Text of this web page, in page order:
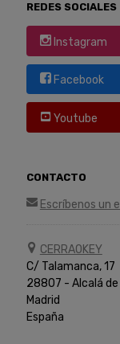
REDES SOCIALES
Instagram
Facebook
Youtube
CONTACTO
Escríbenos un
CERRAOKEY
C/ Talamanca, 17
28807 - Alcalá de
Madrid
España